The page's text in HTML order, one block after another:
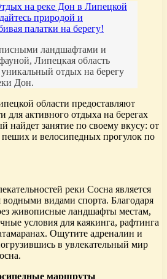
на реке Дон в Липецкой
природой и
палатки на берегу!
ландшафтами и
Липецкая область
отдых на берегу
Дон.
области предоставляют
для активного отдыха на берегах
найдет занятие по своему вкусу: от
и велосипедных прогулок по
реки Сосна является
водными видами спорта. Благодаря
живописные ландшафты местам,
условия для каякинга, рафтинга
Ощутите адреналин и
в увлекательный мир
маршруты